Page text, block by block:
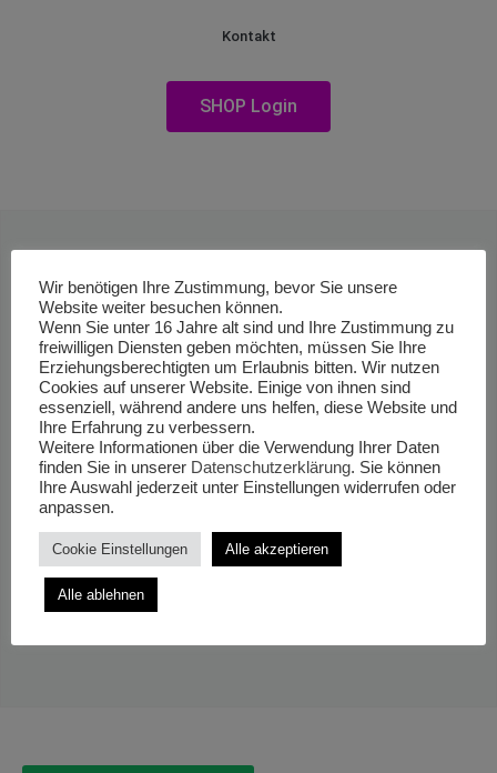
Kontakt
SHOP Login
Wir benötigen Ihre Zustimmung, bevor Sie unsere
Website weiter besuchen können.
Wenn Sie unter 16 Jahre alt sind und Ihre Zustimmung zu
freiwilligen Diensten geben möchten, müssen Sie Ihre
Erziehungsberechtigten um Erlaubnis bitten. Wir nutzen
Cookies auf unserer Website. Einige von ihnen sind
essenziell, während andere uns helfen, diese Website und
Ihre Erfahrung zu verbessern.
Weitere Informationen über die Verwendung Ihrer Daten
finden Sie in unserer Datenschutzerklärung. Sie können
Ihre Auswahl jederzeit unter Einstellungen widerrufen oder
anpassen.
Cookie Einstellungen Alle akzeptieren
Alle ablehnen